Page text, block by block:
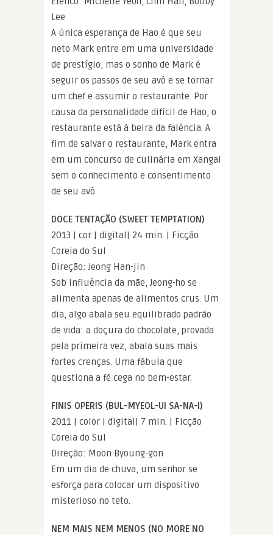
Lee
A única esperança de Hao é que seu
neto Mark entre em uma universidade
de prestígio, mas o sonho de Mark é
seguir os passos de seu avô e se tornar
um chef e assumir o restaurante. Por
causa da personalidade difícil de Hao, o
restaurante está à beira da falência. A
fim de salvar o restaurante, Mark entra
em um concurso de culinária em Xangai
sem o conhecimento e consentimento
de seu avô.
DOCE TENTAÇÃO (SWEET TEMPTATION)
2013 | cor | digital| 24 min. | Ficção
Coreia do Sul
Direção: Jeong Han-jin
Sob influência da mãe, Jeong-ho se
alimenta apenas de alimentos crus. Um
dia, algo abala seu equilibrado padrão
de vida: a doçura do chocolate, provada
pela primeira vez, abala suas mais
fortes crenças. Uma fábula que
questiona a fé cega no bem-estar.
FINIS OPERIS (BUL-MYEOL-UI SA-NA-I)
2011 | color | digital| 7 min. | Ficção
Coreia do Sul
Direção: Moon Byoung-gon
Em um dia de chuva, um senhor se
esforça para colocar um dispositivo
misterioso no teto.
NEM MAIS NEM MENOS (NO MORE NO